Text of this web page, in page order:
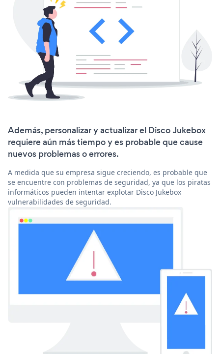
Además, personalizar y actualizar el Disco Jukebox
requiere aún más tiempo y es probable que cause
nuevos problemas o errores.
A medida que su empresa sigue creciendo, es probable que
se encuentre con problemas de seguridad, ya que los piratas
informáticos pueden intentar explotar Disco Jukebox
vulnerabilidades de seguridad.